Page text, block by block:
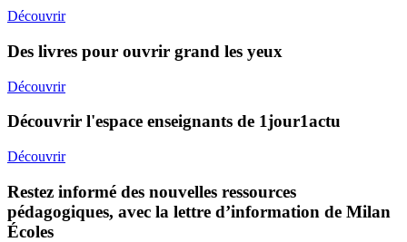
Découvrir
Des livres pour ouvrir grand les yeux
Découvrir
Découvrir l'espace enseignants de 1jour1actu
Découvrir
Restez informé des nouvelles ressources
pédagogiques, avec la lettre d’information de Milan
Écoles